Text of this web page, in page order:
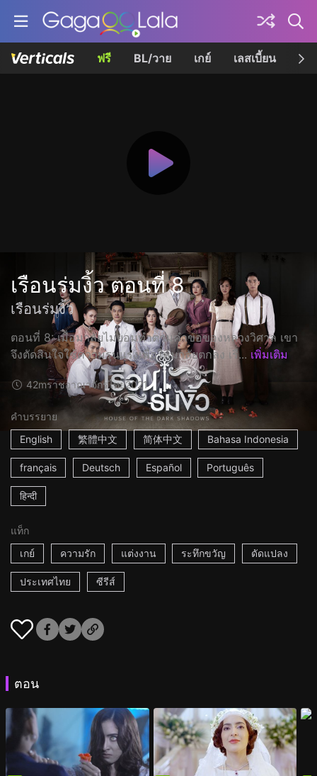
ฟรี BL/วาย เกย์ เลสเบี้ยน เค
เรือนร่มงิ้ว ตอนที่ 8
เรือนร่มงิ้ว
ตอนที่ 8: เมื่อมาลัยไม่ยอมทำตามคำขอของหลวงวิศาล เขา
จึงตัดสินใจใช้ความรุนแรงเพื่อให้มาลัยตกลง เรื... เพิ่มเติม
42mราชอาณาจักรไทย2021
คำบรรยาย
English
繁體中文 简体中文 Bahasa Indonesia
français Deutsch Español Português
हिन्दी
แท็ก
เกย์
ความรัก แต่งงาน ระทึกขวัญ ดัดแปลง
ประเทศไทย ซีรีส์
ตอน